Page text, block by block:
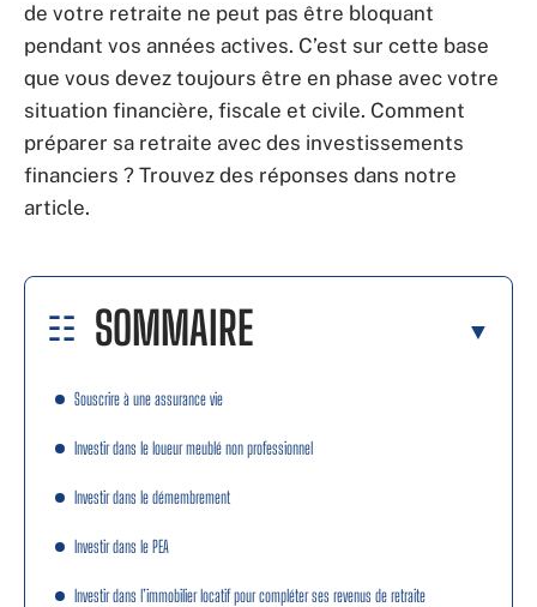
de votre retraite ne peut pas être bloquant
pendant vos années actives. C’est sur cette base
que vous devez toujours être en phase avec votre
situation financière, fiscale et civile. Comment
préparer sa retraite avec des investissements
financiers ? Trouvez des réponses dans notre
article.
SOMMAIRE
Souscrire à une assurance vie
Investir dans le loueur meublé non professionnel
Investir dans le démembrement
Investir dans le PEA
Investir dans l’immobilier locatif pour compléter ses revenus de retraite